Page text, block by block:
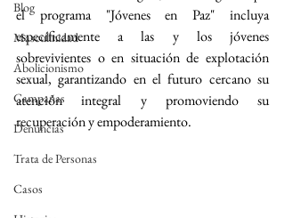
Blog
Masculinidad
Abolicionismo
Campañas
Denuncias
Trata de Personas
Casos
el programa "Jóvenes en Paz" incluya
específicamente a las y los jóvenes
sobrevivientes o en situación de explotación
sexual, garantizando en el futuro cercano su
atención integral y promoviendo su
recuperación y empoderamiento.